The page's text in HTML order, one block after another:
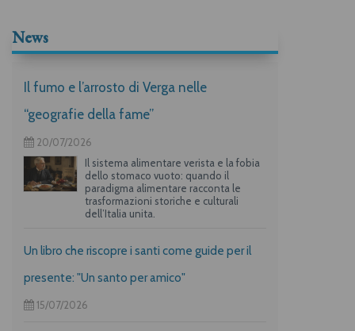
News
Il fumo e l’arrosto di Verga nelle
“geografie della fame”
20/07/2026
Il sistema alimentare verista e la fobia
dello stomaco vuoto: quando il
paradigma alimentare racconta le
trasformazioni storiche e culturali
dell’Italia unita.
Un libro che riscopre i santi come guide per il
presente: "Un santo per amico"
15/07/2026